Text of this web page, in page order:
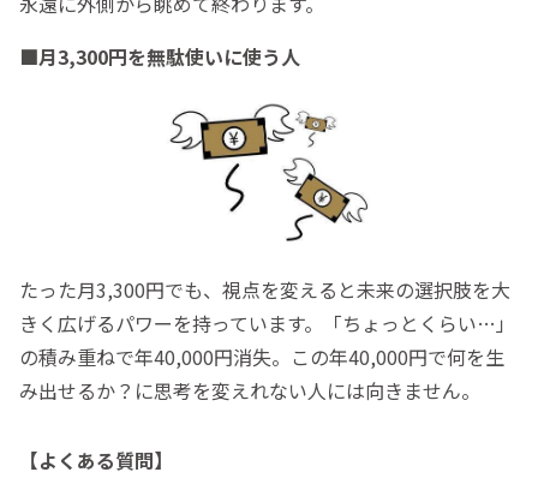
■月3,300円を無駄使いに使う人
たった月3,300円でも、視点を変えると未来の選択肢を大
きく広げるパワーを持っています。「ちょっとくらい…」
の積み重ねで年40,000円消失。この年40,000円で何を生
み出せるか？に思考を変えれない人には向きません。
【よくある質問】